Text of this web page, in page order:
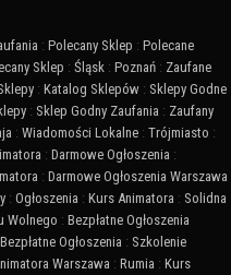
: Polecany Sklep : Polecane
Sklep : Śląsk : Poznań : Zaufane
: Katalog Sklepów : Sklepy Godne
: Sklep Godny Zaufania : Zaufany
: Wiadomości Lokalne : Trójmiasto :
: Darmowe Ogłoszenia :
: Darmowe Ogłoszenia Warszawa
: Ogłoszenia : Kurs Animatora : Solidna
Wolnego : Bezpłatne Ogłoszenia
Bezpłatne Ogłoszenia : Szkolenie
Warszawa : Rumia : Kurs